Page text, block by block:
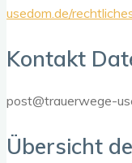
usedom.de/
Kontakt
post@trauerwege-
Übersicht